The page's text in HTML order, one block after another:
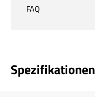
FAQ
Spezifikationen